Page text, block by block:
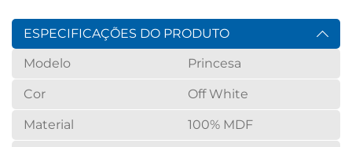
ESPECIFICAÇÕES DO PRODUTO
Modelo
Princesa
Cor Off White
Material 100% MDF